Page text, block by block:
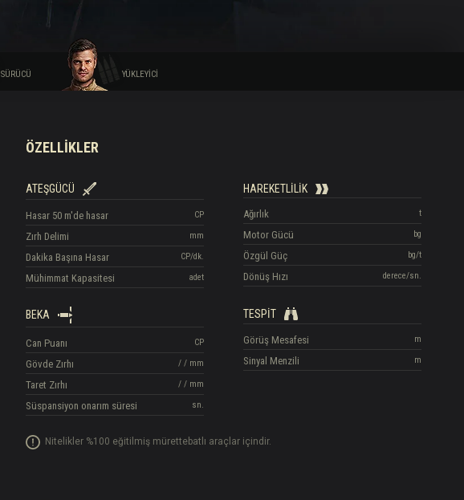
SÜRÜCÜ YÜKLEYICI
ÖZELLIKLER
ATEŞGÜCÜ
CP
Hasar 50 m'de hasar
mm
Zırh Delimi
CP/dk.
Dakika Başına Hasar
adet
Mühimmat Kapasitesi
HAREKETLILIK
t
Ağırlık
bg
Motor Gücü
bg/t
Özgül Güç
derece/sn.
Dönüş Hızı
BEKA
CP
Can Puanı
/ / mm
Gövde Zırhı
/ / mm
Taret Zırhı
sn.
Süspansiyon onarım süresi
TESPIT
m
Görüş Mesafesi
m
Sinyal Menzili
Nitelikler %100 eğitilmiş mürettebatlı araçlar içindir.